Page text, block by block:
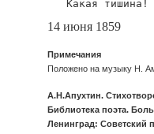
   Какая тишина!
14 июня 1859
Примечания
Положено на музыку Н.
А.Н.Апухтин.
Библиотека поэта.
Ленинград: Советский